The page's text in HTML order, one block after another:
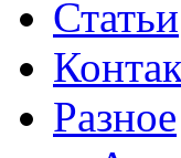
Статьи
Разное